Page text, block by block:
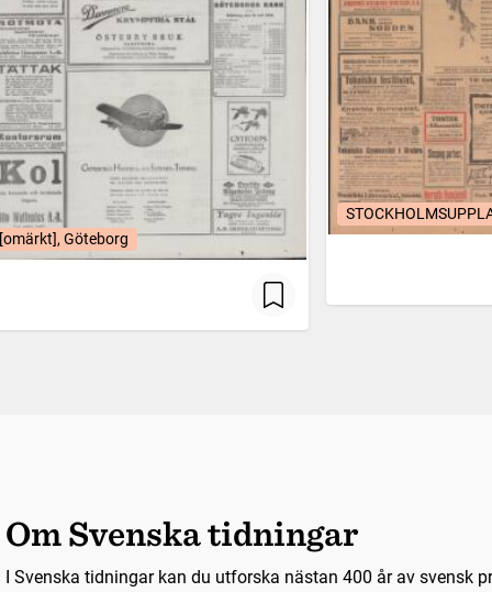
[omärkt], Göteborg
Om Svenska tidningar
I Svenska tidningar kan du utforska nästan 400 år av svensk